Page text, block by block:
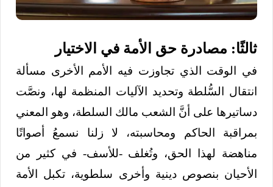
ثالثًا: مصادرة حق الأمة في الاختيار
في الوقت الذي تجاوزت فيه الأمم الأخرى مسألة
انتقال السُّلطة وتحديد الآليات المنظمة لها، ونصَّت
دساتيرها على أنَّ الشعب مالك السلطة، وهو المعني
بمراقبة الحاكم ومحاسبته، لا زلنا نسمعُ أصواتًا
مناهضة لهذا الحق، وتُغلف -للأسف- في كثير من
الأحيان بنصوص دينية وأخرى سلطوية، تكبل الأمة